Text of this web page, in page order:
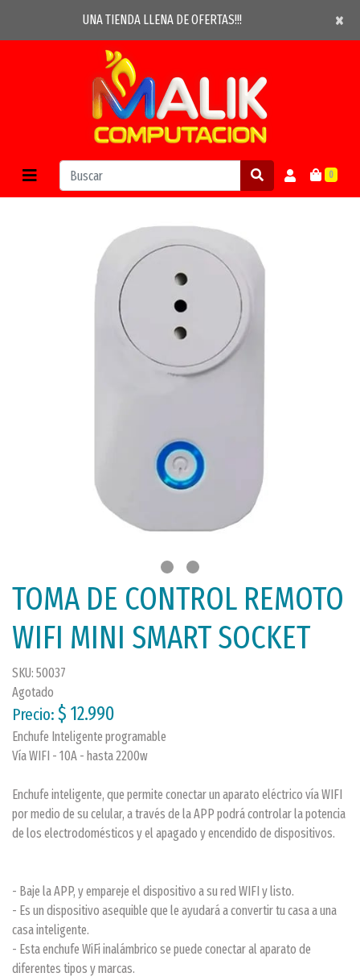
UNA TIENDA LLENA DE OFERTAS!!! ×
×
0
TOMA DE CONTROL REMOTO
WIFI MINI SMART SOCKET
SKU: 50037
Agotado
Precio: $ 12.990
Enchufe Inteligente programable
Vía WIFI - 10A - hasta 2200w
Enchufe inteligente, que permite conectar un aparato eléctrico vía WIFI
por medio de su celular, a través de la APP podrá controlar la potencia
de los electrodomésticos y el apagado y encendido de dispositivos.
- Baje la APP, y empareje el dispositivo a su red WIFI y listo.
- Es un dispositivo asequible que le ayudará a convertir tu casa a una
casa inteligente.
- Esta enchufe WiFi inalámbrico se puede conectar al aparato de
diferentes tipos y marcas.